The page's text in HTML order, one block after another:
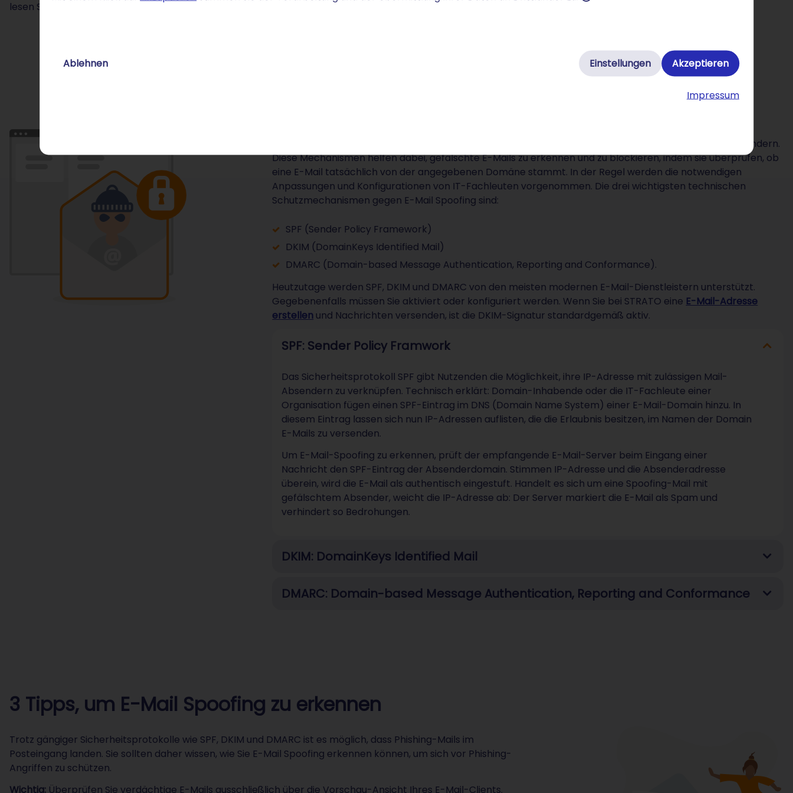
Ablehnen Einstellungen Akzeptieren
Impressum
lesen Sie dazu mehr.
Es gibt Technologien, die die Echtheit einer Absenderadresse überprüfen und somit E-Mail-Betrug verhindern.
Diese Mechanismen helfen dabei, gefälschte E-Mails zu erkennen und zu blockieren, indem sie überprüfen, ob
eine E-Mail tatsächlich von der angegebenen Domäne stammt. In der Regel werden die notwendigen
Anpassungen und Konfigurationen von IT-Fachleuten vorgenommen. Die drei wichtigsten technischen
Schutzmechanismen gegen E-Mail Spoofing sind:
SPF (Sender Policy Framework)
DKIM (DomainKeys Identified Mail)
DMARC (Domain-based Message Authentication, Reporting and Conformance).
Heutzutage werden SPF, DKIM und DMARC von den meisten modernen E-Mail-Dienstleistern unterstützt.
Gegebenenfalls müssen Sie aktiviert oder konfiguriert werden. Wenn Sie bei STRATO eine E-Mail-Adresse
erstellen und Nachrichten versenden, ist die DKIM-Signatur standardgemäß aktiv.
SPF: Sender Policy Framwork
Das Sicherheitsprotokoll SPF gibt Nutzenden die Möglichkeit, ihre IP-Adresse mit zulässigen Mail-
Absendern zu verknüpfen. Technisch erklärt: Domain-Inhabende oder die IT-Fachleute einer
Organisation fügen einen SPF-Eintrag im DNS (Domain Name System) einer E-Mail-Domain hinzu. In
diesem Eintrag lassen sich nun IP-Adressen auflisten, die die Erlaubnis besitzen, im Namen der Domain
E-Mails zu versenden.
Um E-Mail-Spoofing zu erkennen, prüft der empfangende E-Mail-Server beim Eingang einer
Nachricht den SPF-Eintrag der Absenderdomain. Stimmen IP-Adresse und die Absenderadresse
überein, wird die E-Mail als authentisch eingestuft. Handelt es sich um eine Spoofing-Mail mit
gefälschtem Absender, weicht die IP-Adresse ab: Der Server markiert die E-Mail als Spam und
verhindert so Bedrohungen.
DKIM: DomainKeys Identified Mail
DMARC: Domain-based Message Authentication, Reporting and Conformance
3 Tipps, um E-Mail Spoofing zu erkennen
Trotz gängiger Sicherheitsprotokolle wie SPF, DKIM und DMARC ist es möglich, dass Phishing-Mails im
Posteingang landen. Sie sollten daher wissen, wie Sie E-Mail Spoofing erkennen können, um sich vor Phishing-
Angriffen zu schützen.
Wichtig: Überprüfen Sie verdächtige E-Mails ausschließlich über die Vorschau-Ansicht Ihres E-Mail-Clients.